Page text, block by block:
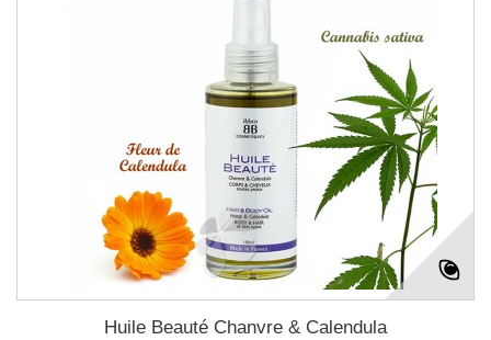
Huile Beauté Chanvre & Calendula